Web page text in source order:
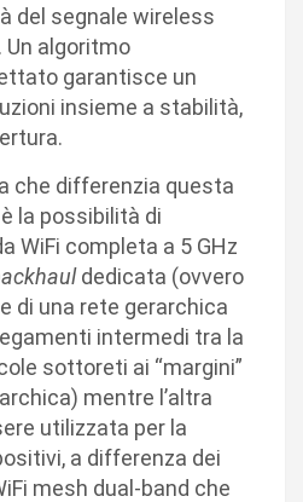
del segnale wireless
algoritmo
garantisce un
insieme a stabilità,
che differenzia questa
la possibilità di
WiFi completa a 5 GHz
dedicata (ovvero
di una rete gerarchica
intermedi tra la
sottoreti ai “margini”
mentre l’altra
utilizzata per la
a differenza dei
mesh dual-band che